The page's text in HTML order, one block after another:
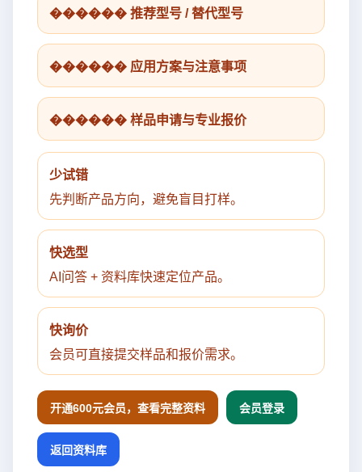
������ 推荐型号 / 替代型号
������ 应用方案与注意事项
������ 样品申请与专业报价
少试错
先判断产品方向，避免盲目打样。
快选型
AI问答 + 资料库快速定位产品。
快询价
会员可直接提交样品和报价需求。
开通600元会员，查看完整资料 会员登录
返回资料库